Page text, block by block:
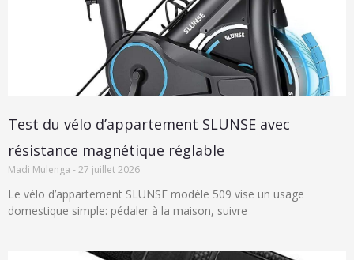
Test du vélo d’appartement SLUNSE avec
résistance magnétique réglable
Madi Mulenga 27 juillet 2026
Le vélo d’appartement SLUNSE modèle 509 vise un usage
domestique simple: pédaler à la maison, suivre